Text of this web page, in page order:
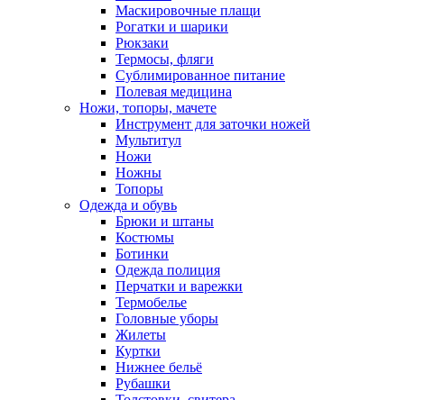
Маскировочные плащи
Рогатки и шарики
Рюкзаки
Термосы, фляги
Сублимированное питание
Полевая медицина
Ножи, топоры, мачете
Инструмент для заточки ножей
Мультитул
Ножи
Ножны
Топоры
Одежда и обувь
Брюки и штаны
Костюмы
Ботинки
Одежда полиция
Перчатки и варежки
Термобелье
Головные уборы
Жилеты
Куртки
Нижнее бельё
Рубашки